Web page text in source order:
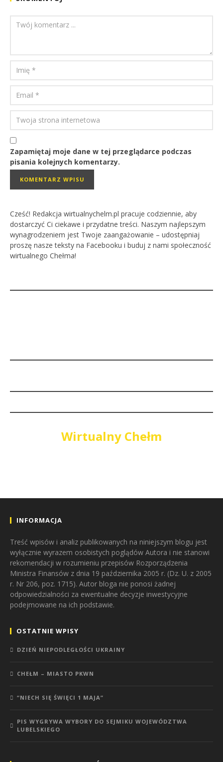
Zapamiętaj moje dane w tej przeglądarce podczas
pisania kolejnych komentarzy.
Cześć! Redakcja wirtualnychelm.pl pracuje codziennie, aby
dostarczyć Ci ciekawe i przydatne treści. Naszym najlepszym
wynagrodzeniem jest Twoje zaangażowanie – udostępniaj
proszę nasze teksty na Facebooku i buduj z nami społeczność
wirtualnego Chełma!
Wirtualny Chełm
INFORMACJA
Treść wpisów i analiz publikowanych na niniejszym blogu jest
wyłącznie wyrazem osobistych poglądów Autora i nie stanowi
rekomendacji w rozumieniu przepisów Rozporządzenia
Ministra Finansów z dnia 19 października 2005 r. (Dz. U. z 2005
r. Nr 206, poz. 1715). Autor bloga nie ponosi żadnej
odpowiedzialności za ewentualne decyzje inwestycyjne
podejmowane na ich podstawie.
OSTATNIE WPISY
DZIEŃ NIEPODLEGŁOŚCI UKRAINY
CHEŁM – MIASTO PKWN
“NIECH SIĘ ŚWIĘCI 1 MAJA”
PIS WYGRYWA WYBORY DO SEJMIKU WOJEWÓDZTWA
LUBELSKIEGO